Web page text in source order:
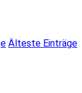
Älteste Einträge